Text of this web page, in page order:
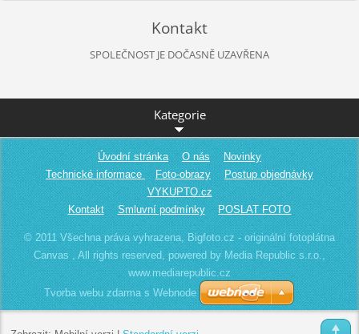
Kontakt
SPOLEČNOST JE DOČASNĚ UZAVŘENA
Kategorie
Úvodní stránka O nás
Novinky
Technické informace
Foto-obrazy
Postup objednávky
VYKUPTO.cz
Kontakt
Smluvní podmínky POSLAT FOTO
© 2011 Všechna práva vyhrazena, Bigfoto.cz - originální fotoplátna
Canvas , All rights reserved, powered by Media Republic s.r.o.,
www.mediarepublic.cz
Tvorba webu zdarma s Webnode